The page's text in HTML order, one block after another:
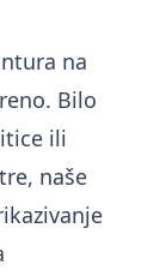
na
Bilo
ili
naše